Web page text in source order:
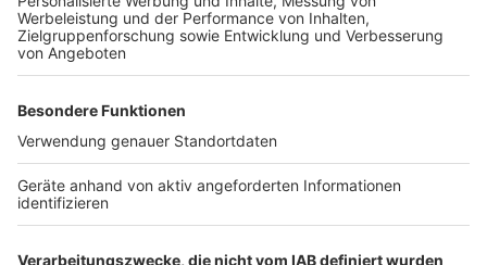
das Festival alle relativ kurzfristig an Land ziehen.
Denn es war erst nach dem Winter klar, dass das
Festival wirklich stattfinden kann. Um den Gästen die
am Veranstaltungstag auch einen Sonderfahrplan der
REVG. So will das Verkehrsunternehmen zusätzliche
Fahrten von und nach Bergheim anbieten und größere
Busse einsetzen. Los geht das Festival am 25.6. ab 18
Uhr. Den Link zum Line Up und dem Sonderfahrplan der